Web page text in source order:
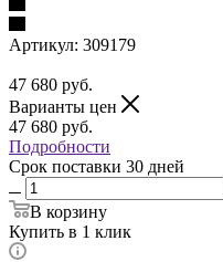
Артикул: 309179
47 680 руб.
Варианты цен
47 680 руб.
Подробности
Срок поставки 30 дней
В корзину
Купить в 1 клик